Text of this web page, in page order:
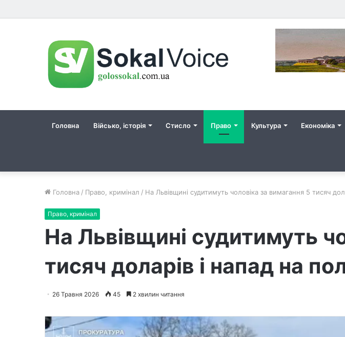
Головна Військо, історія Стисло Право Культура Економіка
Головна / Право, кримінал / На Львівщині судитимуть чоловіка за вимагання 5 тисяч
Право, кримінал
На Львівщині судитимуть
тисяч доларів і напад на
26 Травня 2026 45 2 хвилин читання